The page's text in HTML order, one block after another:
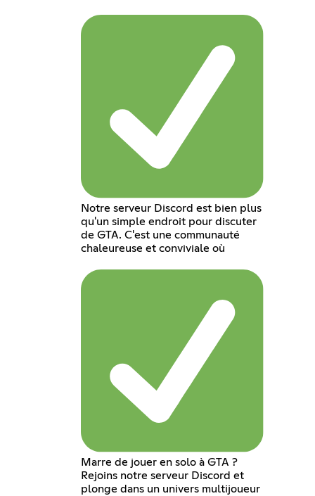
Notre serveur Discord est bien plus
qu'un simple endroit pour discuter
de GTA. C'est une communauté
chaleureuse et conviviale où
Marre de jouer en solo à GTA ?
Rejoins notre serveur Discord et
plonge dans un univers multijoueur